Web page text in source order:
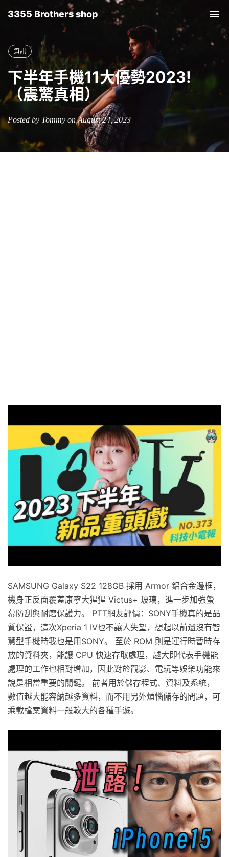
3355 Brothers shop
資訊
下半年手機11大優勢2023!
（震驚真相）
Posted by Tommy on August 24, 2023
SAMSUNG Galaxy S22 128GB 採用 Armor 鋁合金邊框，
機身正反面覆蓋康寧大猩猩 Victus+ 玻璃，進一步加強螢
幕防刮與耐磨保護力。 PTT網友評價：SONY手機真的是品
質保證，這次Xperia 1 IV也不讓人失望，想起以前還沒有智
慧型手機時我也是用SONY。 至於 ROM 則是運行時暫時存
放的資料夾，能讓 CPU 快速存取處理，越大即代表手機能
處理的工作也相對增加，因此對於觀影、電玩等娛樂功能來
說是相當重要的關鍵。 前者用於儲存程式、資料及系統，
數值越大能容納越多資料，而不用另外煩惱儲存的問題，可
乘載檔案資料一般較大的各種手遊。